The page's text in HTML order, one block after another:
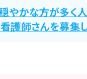
やかな方が多く
護師さんを募集し